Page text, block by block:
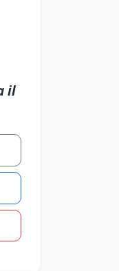
il